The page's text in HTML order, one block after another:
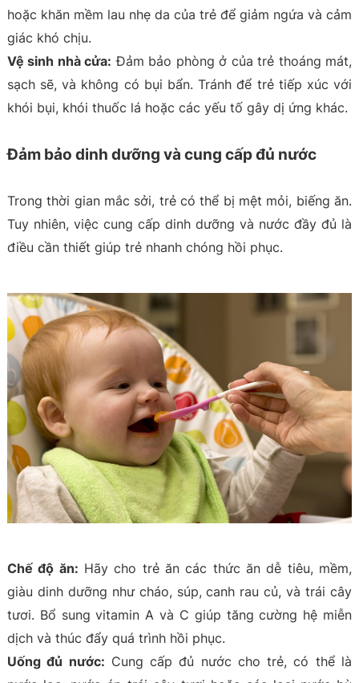
hoặc khăn mềm lau nhẹ da của trẻ để giảm ngứa và cảm
giác khó chịu.
Vệ sinh nhà cửa: Đảm bảo phòng ở của trẻ thoáng mát,
sạch sẽ, và không có bụi bẩn. Tránh để trẻ tiếp xúc với
khói bụi, khói thuốc lá hoặc các yếu tố gây dị ứng khác.
Đảm bảo dinh dưỡng và cung cấp đủ nước
Trong thời gian mắc sởi, trẻ có thể bị mệt mỏi, biếng ăn.
Tuy nhiên, việc cung cấp dinh dưỡng và nước đầy đủ là
điều cần thiết giúp trẻ nhanh chóng hồi phục.
Chế độ ăn: Hãy cho trẻ ăn các thức ăn dễ tiêu, mềm,
giàu dinh dưỡng như cháo, súp, canh rau củ, và trái cây
tươi. Bổ sung vitamin A và C giúp tăng cường hệ miễn
dịch và thúc đẩy quá trình hồi phục.
Uống đủ nước: Cung cấp đủ nước cho trẻ, có thể là